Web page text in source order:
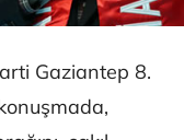
Gaziantep 8.